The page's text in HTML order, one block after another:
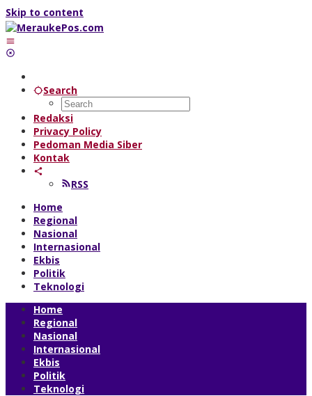
Skip to content
Search
Redaksi
Privacy Policy
Pedoman Media Siber
Kontak
RSS
Home
Regional
Nasional
Internasional
Ekbis
Politik
Teknologi
Home
Regional
Nasional
Internasional
Ekbis
Politik
Teknologi